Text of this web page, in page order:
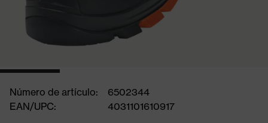
Número de artículo:
6502344
EAN/UPC:
4031101610917